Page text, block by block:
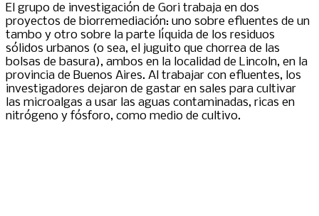
El grupo de investigación de Gori trabaja en dos
proyectos de biorremediación: uno sobre efluentes de un
tambo y otro sobre la parte líquida de los residuos
sólidos urbanos (o sea, el juguito que chorrea de las
bolsas de basura), ambos en la localidad de Lincoln, en la
provincia de Buenos Aires. Al trabajar con efluentes, los
investigadores dejaron de gastar en sales para cultivar
las microalgas a usar las aguas contaminadas, ricas en
nitrógeno y fósforo, como medio de cultivo.